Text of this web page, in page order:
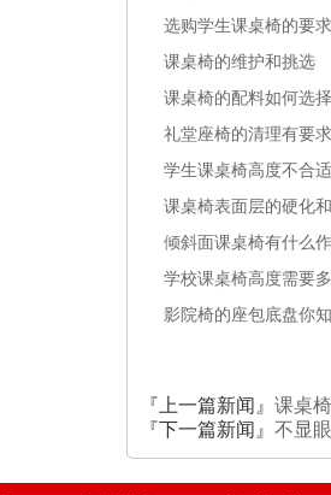
选购学生课桌椅的要
课桌椅的维护和挑选
课桌椅的配料如何选择
礼堂座椅的清理有要求
学生课桌椅高度不合
课桌椅表面层的硬化
倾斜面课桌椅有什么
学校课桌椅高度需要
影院椅的座包底盘你
『上一篇新闻』 课桌
『下一篇新闻』 不显